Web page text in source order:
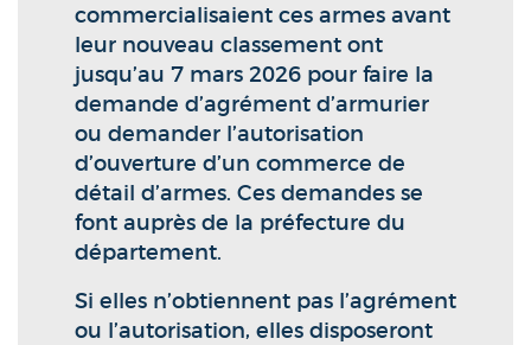
commercialisaient ces armes avant
leur nouveau classement ont
jusqu’au 7 mars 2026 pour faire la
demande d’agrément d’armurier
ou demander l’autorisation
d’ouverture d’un commerce de
détail d’armes. Ces demandes se
font auprès de la préfecture du
département.
Si elles n’obtiennent pas l’agrément
ou l’autorisation, elles disposeront